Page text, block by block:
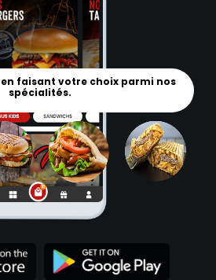
faisant votre choix parmi nos
spécialités.